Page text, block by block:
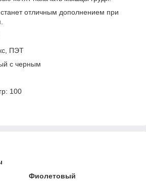
отличным дополнением при
ПЭТ
с черным
100
Фиолетовый